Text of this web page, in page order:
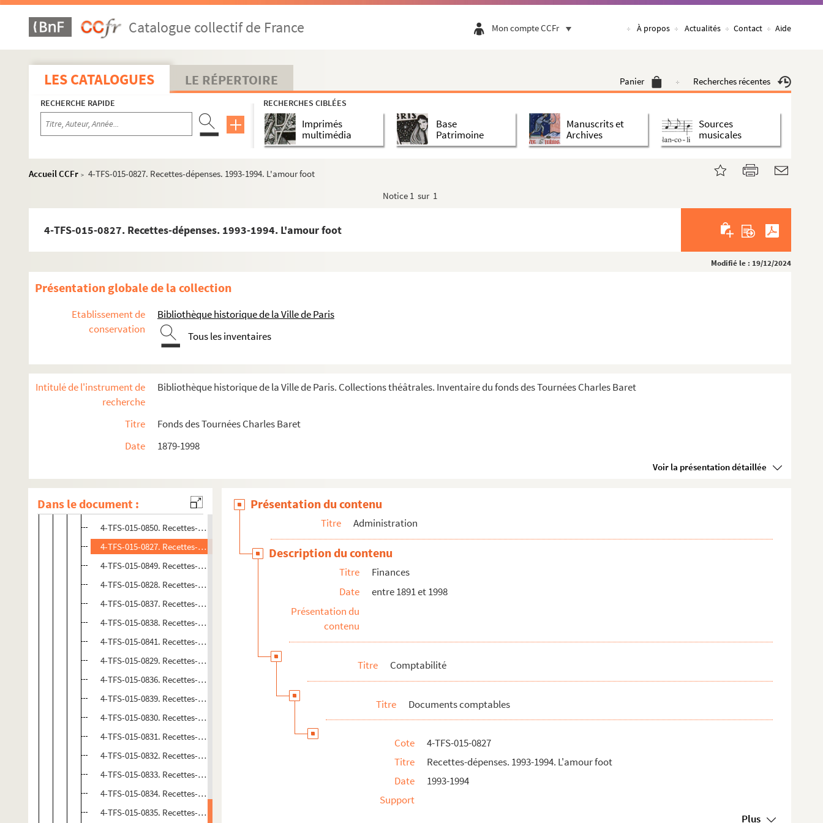
Catalogue collectif de France Mon compte CCFr À propos Actualités Contact Aide
LES CATALOGUES LE RÉPERTOIRE Panier Recherches récentes
RECHERCHE RAPIDE RECHERCHES CIBLÉES
Imprimés
multimédia
Base
Patrimoine
Manuscrits et
Archives
Sources
musicales
Accueil CCFr > 4-TFS-015-0827. Recettes-dépenses. 1993-1994. L'amour foot
Notice 1 sur 1
4-TFS-015-0827. Recettes-dépenses. 1993-1994. L'amour foot
Modifié le : 19/12/2024
Présentation globale de la collection
Etablissement de
conservation
Bibliothèque historique de la Ville de Paris
Tous les inventaires
Intitulé de l'instrument de
recherche
Bibliothèque historique de la Ville de Paris. Collections théâtrales. Inventaire du fonds des Tournées Charles Baret
Titre
Fonds des Tournées Charles Baret
Date
1879-1998
Voir la présentation détaillée
Dans le document :
2-TFS-015-0027. Journal général de comptabilité. 1946-1954
2-TFS-015-0038. Livre des balances. 1952-1957
2-TFS-015-0025. Grand livre comptable. 1952-1960
8-TFS-015-0496. Recettes-dépenses. Janvier 1954
2-TFS-015-0032. Bordereaux. 1957-1965
2-TFS-015-0026. Grand livre comptable. 1957-1969
2-TFS-015-0035. Livre des tournées. 1957-1971
2-TFS-015-0028. Journal général de comptabilité. 1968-1979
4-TFS-015-0763. Bordereaux. 1981-1984
4-TFS-015-0799 ; 4-TFS-015-0871. Factures de maintenance. 1988-1997
4-TFS-015-0840. Recettes-dépenses. 1989-1993. Tournée à la Réunion
4-TFS-015-0847. Recettes-dépenses. 1991-1992. Ménage à quatre
4-TFS-015-0846. Recettes-dépenses. 1992. Chico et les gipsies
4-TFS-015-0825. Recettes-dépenses. 1992-1993. Enfin seuls
4-TFS-015-0826. Recettes-dépenses. 1992-1993. Ne coupez pas mes arbres
4-TFS-015-0822. Factures SACD et SACEM. 1992-1993
4-TFS-015-0850. Recettes-dépenses. 1993. Gilbert Montagné
4-TFS-015-0827. Recettes-dépenses. 1993-1994. L'amour foot
4-TFS-015-0849. Recettes-dépenses. 1993-1994. Michel Boujenah
4-TFS-015-0828. Recettes-dépenses. 1993-1994. Le clan des veuves
4-TFS-015-0837. Recettes-dépenses. 1993-1994. Elie et Dieudonné
4-TFS-015-0838. Recettes-dépenses. 1993-1994. Jeanne Mas
4-TFS-015-0841. Recettes-dépenses. 1993-1994. Georges Moustaki
4-TFS-015-0829. Recettes-dépenses. 1993-1994. Oui patron
4-TFS-015-0836. Recettes-dépenses. 1993-1994. Thé à la menthe ou t'es citron
4-TFS-015-0839. Recettes-dépenses. 1993-1994. Journée du maire
4-TFS-015-0830. Recettes-dépenses. 1994-1995. L'addition
4-TFS-015-0831. Recettes-dépenses. 1994-1995. Le clan des veuves
4-TFS-015-0832. Recettes-dépenses. 1994-1995. Un couple infernal
4-TFS-015-0833. Recettes-dépenses. 1994-1995. Croque-monsieur
4-TFS-015-0834. Recettes-dépenses. 1994-1995. Retour en Touraine
4-TFS-015-0835. Recettes-dépenses. 1994-1995. Tout va bien
Présentation du contenu
Titre Administration
Description du contenu
Titre
Finances
Date
entre 1891 et 1998
Présentation du
contenu
Titre Comptabilité
Titre Documents comptables
Cote
4-TFS-015-0827
Titre
Recettes-dépenses. 1993-1994. L'amour foot
Date
1993-1994
Support
Plus